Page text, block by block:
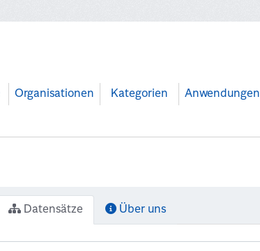
Organisationen Kategorien Anwendungen
Datensätze Über uns